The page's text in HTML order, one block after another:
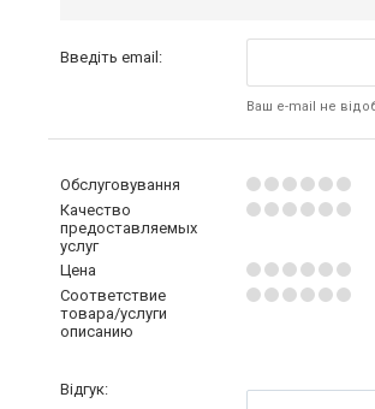
Введіть email:
Ваш e-mail не
Обслуговування
Качество
предоставляемых
услуг
Цена
Соответствие
товара/услуги
описанию
Відгук: